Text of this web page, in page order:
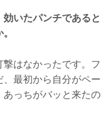
いたパンチであると
はなかったです。フ
最初から自分がペー
あっちがバッと来たの